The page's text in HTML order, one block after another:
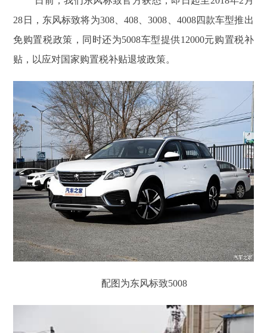
28日，东风标致将为308、408、3008、4008四款车型推出
免购置税政策，同时还为5008车型提供12000元购置税补
贴，以应对国家购置税补贴退坡政策。
配图为东风标致5008